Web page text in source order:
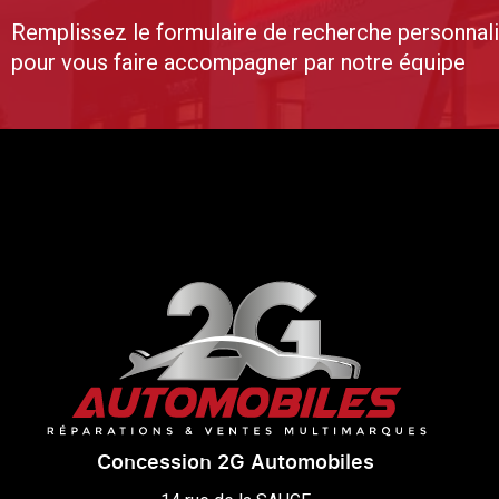
Remplissez le formulaire de recherche
pour vous faire accompagner par notre équipe
Concession 2G Automobiles